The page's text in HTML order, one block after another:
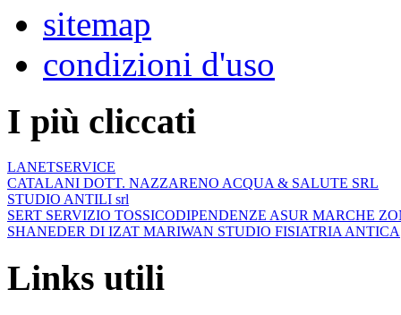
sitemap
condizioni d'uso
I più cliccati
LANETSERVICE
CATALANI DOTT. NAZZARENO ACQUA & SALUTE SRL
STUDIO ANTILI srl
SERT SERVIZIO TOSSICODIPENDENZE ASUR MARCHE
SHANEDER DI IZAT MARIWAN STUDIO FISIATRIA ANTICA
Links utili